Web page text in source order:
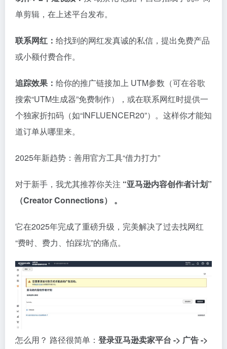
单剪辑，在上述平台发布。
联系网红： 给找到的网红发真诚的私信，提出免费产品
或小额付费合作。
追踪效果： 给你的推广链接加上 UTM参数（可在谷歌
搜索“UTM生成器”免费制作），或在联系网红时提供一
个独家折扣码（如“INFLUENCER20”）。这样你才能知
道订单从哪里来。
2025年新趋势：善用官方工具“借力打力”
对于新手，我尤其推荐你关注 “亚马逊内容创作者计划”
（Creator Connections） 。
它在2025年完成了重磅升级，完美解决了过去找网红
“费时、费力、怕踩坑”的痛点。
怎么用？ 路径很简单： 登录亚马逊卖家平台 -> 广告 ->